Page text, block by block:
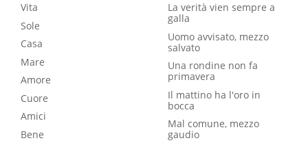
Vita
Sole
Casa
Mare
Amore
Cuore
Amici
Bene
La verità vien sempre a
galla
Uomo avvisato, mezzo
salvato
Una rondine non fa
primavera
Il mattino ha l'oro in
bocca
Mal comune, mezzo
gaudio